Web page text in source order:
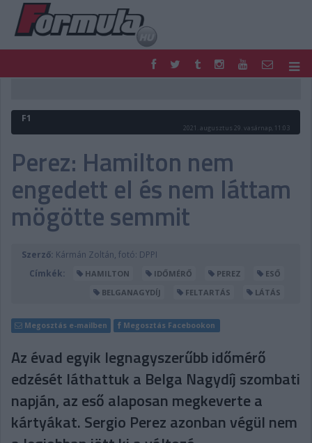
FORMULA
MOTOR
HAZAI
PODCAST
SHOP
DIGITÁLIS MAGAZIN
PONTÁLLÁSOK
VERSENYNAPTÁRAK
F1
2021. augusztus 29. vasárnap, 11:03
Perez: Hamilton nem
engedett el és nem láttam
mögötte semmit
Szerző: Kármán Zoltán, fotó: DPPI
Címkék:
HAMILTON IDŐMÉRŐ PEREZ
ESŐ
BELGANAGYDÍJ
FELTARTÁS LÁTÁS
Megosztás e-mailben Megosztás Facebookon
Az évad egyik legnagyszerűbb időmérő
edzését láthattuk a Belga Nagydíj szombati
napján, az eső alaposan megkeverte a
kártyákat. Sergio Perez azonban végül nem